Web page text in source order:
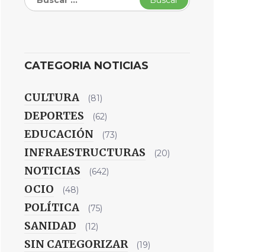
CATEGORIA NOTICIAS
CULTURA (81)
DEPORTES (62)
EDUCACIÓN (73)
INFRAESTRUCTURAS (20)
NOTICIAS (642)
OCIO (48)
POLÍTICA (75)
SANIDAD (12)
SIN CATEGORIZAR (19)